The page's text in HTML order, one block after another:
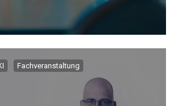
Fachveranstaltung